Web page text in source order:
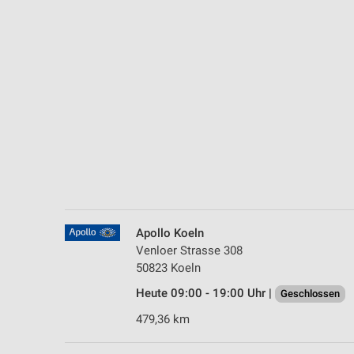
Apollo Koeln
Venloer Strasse 308
50823 Koeln
Heute 09:00 - 19:00 Uhr |
Geschlossen
479,36 km
Nicht-IAB-Verarbeitungszwecke: